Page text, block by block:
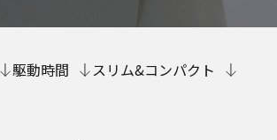
駆動時間
スリム&コンパクト